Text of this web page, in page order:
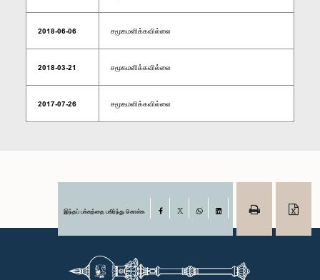
2018-06-06 சமூகமளிக்கவில்லை
2018-03-21 சமூகமளிக்கவில்லை
2017-07-26 சமூகமளிக்கவில்லை
இந்தப் பக்கத்தை பகிர்ந்து கொள்க Facebook